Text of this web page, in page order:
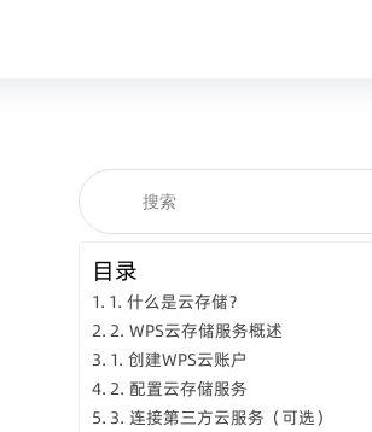
目录
1. 什么是云存储？
2. WPS云存储服务概述
1. 创建WPS云账户
2. 配置云存储服务
3. 连接第三方云服务（可选）